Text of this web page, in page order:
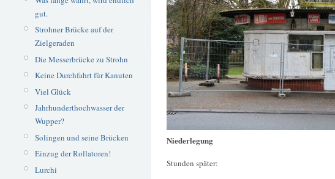
gut.
Strohner Brücke auf der
Zielgeraden
Die Messerbrücke zu Strohn
Keine Durchfahrt für Kanuten
Viel Glück
Jahrhunderthochwasser der
Wupper?
Solingen und seine Brücken
Einzug der Rollatoren!
Lurchi
Niederlegung
Stunden später: